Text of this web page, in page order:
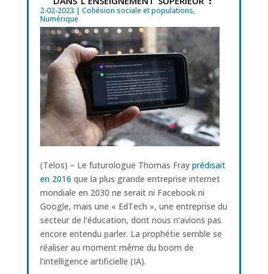
2-02-2023 | Cohésion sociale et populations,
Numérique
(Telos) – Le futurologue Thomas Fray prédisait
en 2016 que la plus grande entreprise internet
mondiale en 2030 ne serait ni Facebook ni
Google, mais une « EdTech », une entreprise du
secteur de l’éducation, dont nous n’avions pas
encore entendu parler. La prophétie semble se
réaliser au moment même du boom de
l’intelligence artificielle (IA).